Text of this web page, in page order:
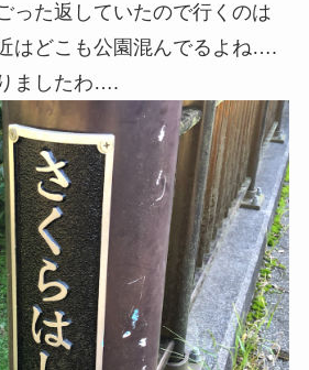
った返していたので行くのは
はどこも公園混んでるよね….
ましたわ….